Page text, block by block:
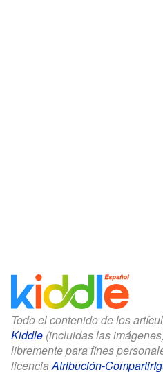
Todo el contenido de los
Kiddle (incluidas las
libremente para fines
licenciaAtribución-